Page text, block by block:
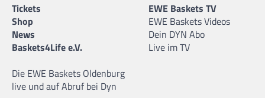
Tickets
Shop
News
Baskets4Life e.V.
Die EWE Baskets Oldenburg
live und auf Abruf bei Dyn
EWE Baskets TV
EWE Baskets Videos
Dein DYN Abo
Live im TV